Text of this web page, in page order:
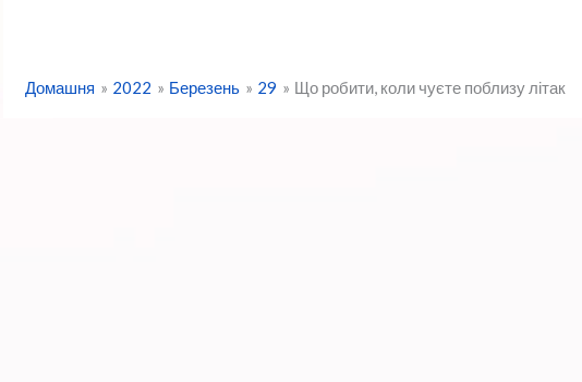
Домашня 2022 Березень 29 Що робити, коли чуєте поблизу літак